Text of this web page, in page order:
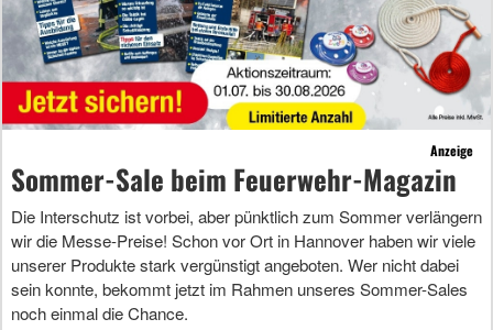
Anzeige
Sommer-Sale beim Feuerwehr-Magazin
Die Interschutz ist vorbei, aber pünktlich zum Sommer verlängern
wir die Messe-Preise! Schon vor Ort in Hannover haben wir viele
unserer Produkte stark vergünstigt angeboten. Wer nicht dabei
sein konnte, bekommt jetzt im Rahmen unseres Sommer-Sales
noch einmal die Chance.